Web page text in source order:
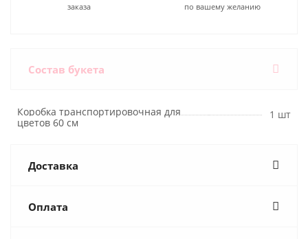
заказа
по вашему желанию
Состав букета
Коробка транспортировочная для
цветов 60 см
1 шт
Доставка
Оплата